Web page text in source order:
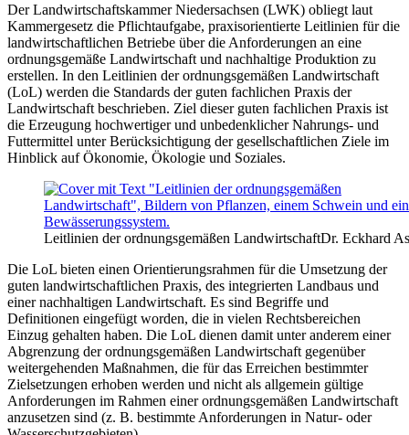
Der Landwirtschaftskammer Niedersachsen (LWK) obliegt laut
Kammergesetz die Pflichtaufgabe, praxisorientierte Leitlinien für die
landwirtschaftlichen Betriebe über die Anforderungen an eine
ordnungsgemäße Landwirtschaft und nachhaltige Produktion zu
erstellen. In den Leitlinien der ordnungsgemäßen Landwirtschaft
(LoL) werden die Standards der guten fachlichen Praxis der
Landwirtschaft beschrieben. Ziel dieser guten fachlichen Praxis ist
die Erzeugung hochwertiger und unbedenklicher Nahrungs- und
Futtermittel unter Berücksichtigung der gesellschaftlichen Ziele im
Hinblick auf Ökonomie, Ökologie und Soziales.
Leitlinien der ordnungsgemäßen LandwirtschaftDr. Eckhard
Die LoL bieten einen Orientierungsrahmen für die Umsetzung der
guten landwirtschaftlichen Praxis, des integrierten Landbaus und
einer nachhaltigen Landwirtschaft. Es sind Begriffe und
Definitionen eingefügt worden, die in vielen Rechtsbereichen
Einzug gehalten haben. Die LoL dienen damit unter anderem einer
Abgrenzung der ordnungsgemäßen Landwirtschaft gegenüber
weitergehenden Maßnahmen, die für das Erreichen bestimmter
Zielsetzungen erhoben werden und nicht als allgemein gültige
Anforderungen im Rahmen einer ordnungsgemäßen Landwirtschaft
anzusetzen sind (z. B. bestimmte Anforderungen in Natur- oder